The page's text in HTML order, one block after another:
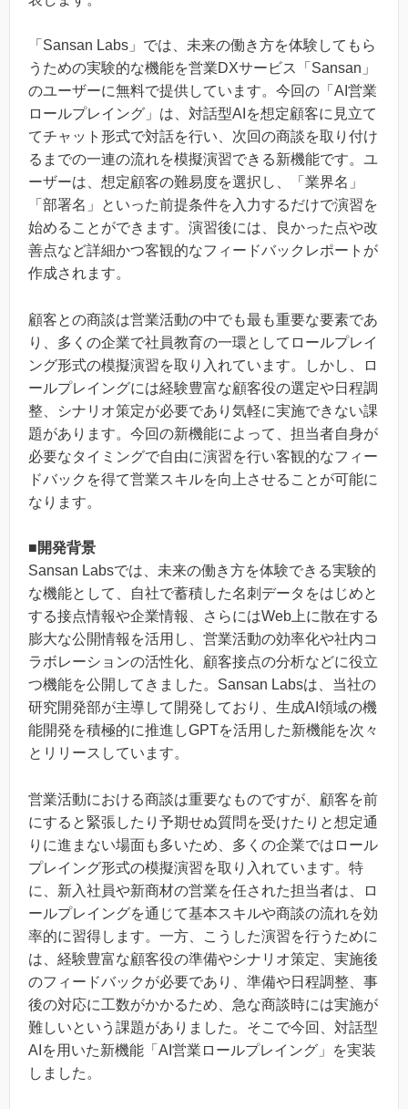
「Sansan Labs」では、未来の働き方を体験してもら
うための実験的な機能を営業DXサービス「Sansan」
のユーザーに無料で提供しています。今回の「AI営業
ロールプレイング」は、対話型AIを想定顧客に見立て
てチャット形式で対話を行い、次回の商談を取り付け
るまでの一連の流れを模擬演習できる新機能です。ユ
ーザーは、想定顧客の難易度を選択し、「業界名」
「部署名」といった前提条件を入力するだけで演習を
始めることができます。演習後には、良かった点や改
善点など詳細かつ客観的なフィードバックレポートが
作成されます。
顧客との商談は営業活動の中でも最も重要な要素であ
り、多くの企業で社員教育の一環としてロールプレイ
ング形式の模擬演習を取り入れています。しかし、ロ
ールプレイングには経験豊富な顧客役の選定や日程調
整、シナリオ策定が必要であり気軽に実施できない課
題があります。今回の新機能によって、担当者自身が
必要なタイミングで自由に演習を行い客観的なフィー
ドバックを得て営業スキルを向上させることが可能に
なります。
■開発背景
Sansan Labsでは、未来の働き方を体験できる実験的
な機能として、自社で蓄積した名刺データをはじめと
する接点情報や企業情報、さらにはWeb上に散在する
膨大な公開情報を活用し、営業活動の効率化や社内コ
ラボレーションの活性化、顧客接点の分析などに役立
つ機能を公開してきました。Sansan Labsは、当社の
研究開発部が主導して開発しており、生成AI領域の機
能開発を積極的に推進しGPTを活用した新機能を次々
とリリースしています。
営業活動における商談は重要なものですが、顧客を前
にすると緊張したり予期せぬ質問を受けたりと想定通
りに進まない場面も多いため、多くの企業ではロール
プレイング形式の模擬演習を取り入れています。特
に、新入社員や新商材の営業を任された担当者は、ロ
ールプレイングを通じて基本スキルや商談の流れを効
率的に習得します。一方、こうした演習を行うために
は、経験豊富な顧客役の準備やシナリオ策定、実施後
のフィードバックが必要であり、準備や日程調整、事
後の対応に工数がかかるため、急な商談時には実施が
難しいという課題がありました。そこで今回、対話型
AIを用いた新機能「AI営業ロールプレイング」を実装
しました。